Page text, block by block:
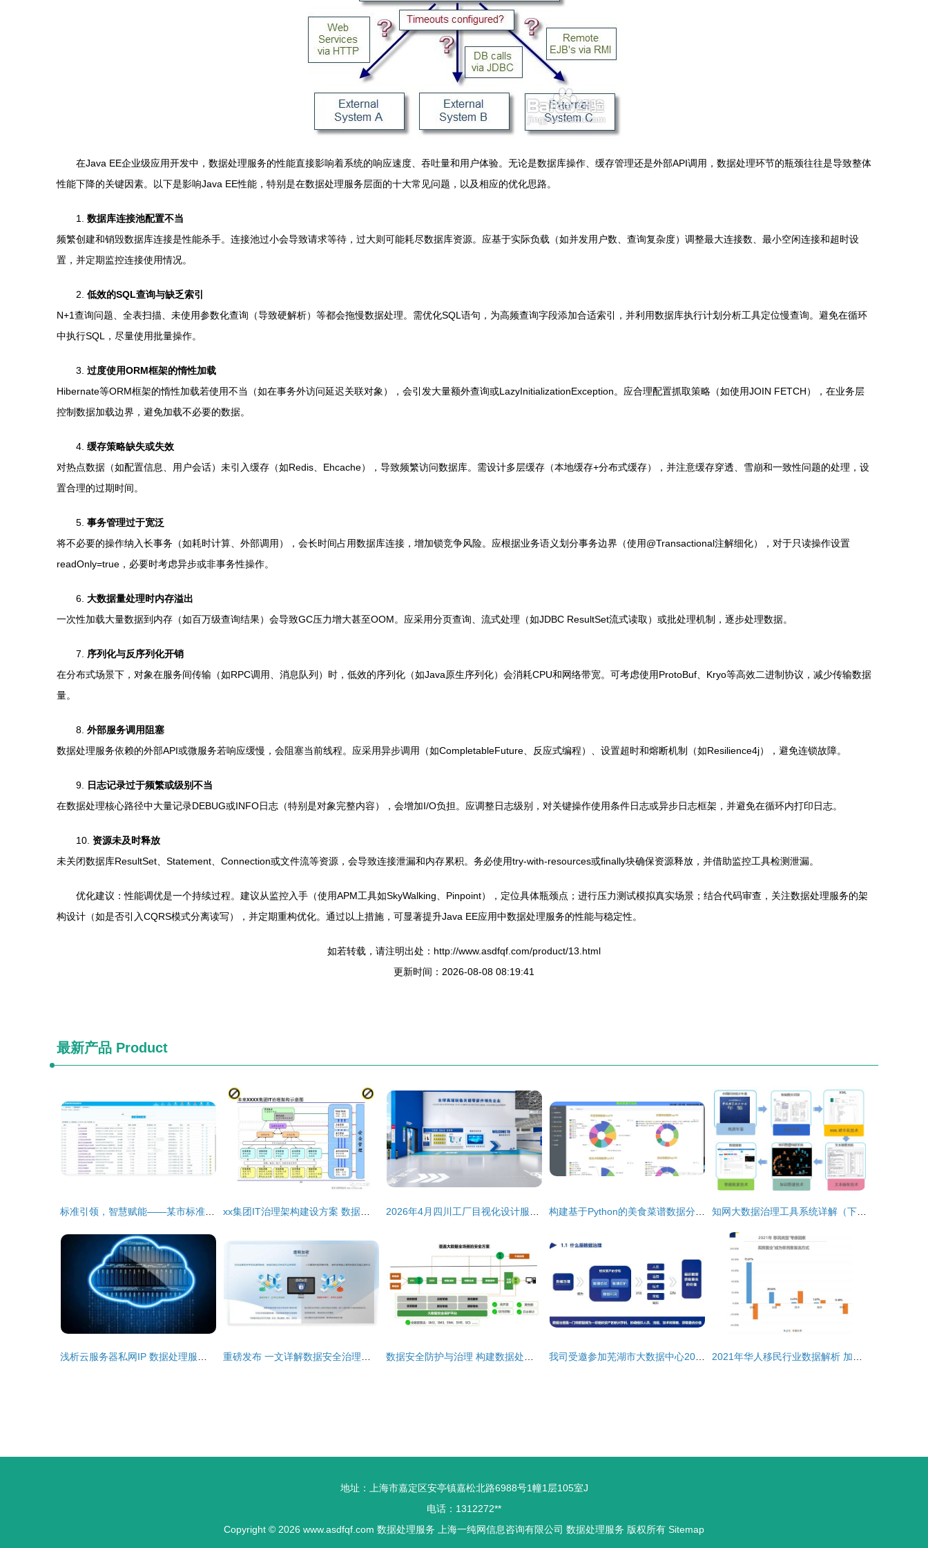
在Java EE企业级应用开发中，数据处理服务的性能直接影响着系统的响应速度、吞吐量和用户体验。无论是数据库操作、缓存管理还是外部API调用，数据处理环节的瓶颈往往是导致整体
性能下降的关键因素。以下是影响Java EE性能，特别是在数据处理服务层面的十大常见问题，以及相应的优化思路。
1. 数据库连接池配置不当
频繁创建和销毁数据库连接是性能杀手。连接池过小会导致请求等待，过大则可能耗尽数据库资源。应基于实际负载（如并发用户数、查询复杂度）调整最大连接数、最小空闲连接和超时设
置，并定期监控连接使用情况。
2. 低效的SQL查询与缺乏索引
N+1查询问题、全表扫描、未使用参数化查询（导致硬解析）等都会拖慢数据处理。需优化SQL语句，为高频查询字段添加合适索引，并利用数据库执行计划分析工具定位慢查询。避免在循环
中执行SQL，尽量使用批量操作。
3. 过度使用ORM框架的惰性加载
Hibernate等ORM框架的惰性加载若使用不当（如在事务外访问延迟关联对象），会引发大量额外查询或LazyInitializationException。应合理配置抓取策略（如使用JOIN FETCH），在业务层
控制数据加载边界，避免加载不必要的数据。
4. 缓存策略缺失或失效
对热点数据（如配置信息、用户会话）未引入缓存（如Redis、Ehcache），导致频繁访问数据库。需设计多层缓存（本地缓存+分布式缓存），并注意缓存穿透、雪崩和一致性问题的处理，设
置合理的过期时间。
5. 事务管理过于宽泛
将不必要的操作纳入长事务（如耗时计算、外部调用），会长时间占用数据库连接，增加锁竞争风险。应根据业务语义划分事务边界（使用@Transactional注解细化），对于只读操作设置
readOnly=true，必要时考虑异步或非事务性操作。
6. 大数据量处理时内存溢出
一次性加载大量数据到内存（如百万级查询结果）会导致GC压力增大甚至OOM。应采用分页查询、流式处理（如JDBC ResultSet流式读取）或批处理机制，逐步处理数据。
7. 序列化与反序列化开销
在分布式场景下，对象在服务间传输（如RPC调用、消息队列）时，低效的序列化（如Java原生序列化）会消耗CPU和网络带宽。可考虑使用ProtoBuf、Kryo等高效二进制协议，减少传输数据
量。
8. 外部服务调用阻塞
数据处理服务依赖的外部API或微服务若响应缓慢，会阻塞当前线程。应采用异步调用（如CompletableFuture、反应式编程）、设置超时和熔断机制（如Resilience4j），避免连锁故障。
9.
日志记录过于频繁或级别不当
在数据处理核心路径中大量记录DEBUG或INFO日志（特别是对象完整内容），会增加I/O负担。应调整日志级别，对关键操作使用条件日志或异步日志框架，并避免在循环内打印日志。
10. 资源未及时释放
未关闭数据库ResultSet、Statement、Connection或文件流等资源，会导致连接泄漏和内存累积。务必使用try-with-resources或finally块确保资源释放，并借助监控工具检测泄漏。
优化建议：性能调优是一个持续过程。建议从监控入手（使用APM工具如SkyWalking、Pinpoint），定位具体瓶颈点；进行压力测试模拟真实场景；结合代码审查，关注数据处理服务的架
构设计（如是否引入CQRS模式分离读写），并定期重构优化。通过以上措施，可显著提升Java EE应用中数据处理服务的性能与稳定性。
如若转载，请注明出处：http://www.asdfqf.com/product/13.html
更新时间：2026-08-08 08:19:41
最新产品 Product
地址：上海市嘉定区安亭镇嘉松北路6988号1幢1层105室J
电话：1312272**
Copyright © 2026 www.asdfqf.com 数据处理服务 上海一纯网信息咨询有限公司 数据处理服务 版权所有 Sitemap